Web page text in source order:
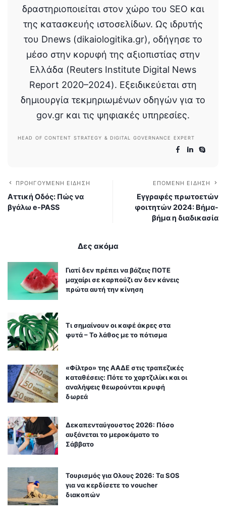
δραστηριοποιείται στον χώρο του SEO και
της κατασκευής ιστοσελίδων. Ως ιδρυτής
του Dnews (dikaiologitika.gr), οδήγησε το
μέσο στην κορυφή της αξιοπιστίας στην
Ελλάδα (Reuters Institute Digital News
Report 2020–2024). Εξειδικεύεται στη
δημιουργία τεκμηριωμένων οδηγών για το
gov.gr και τις ψηφιακές υπηρεσίες.
HEAD OF CONTENT STRATEGY & DIGITAL GOVERNANCE EXPERT
ΠΡΟΗΓΟΎΜΕΝΗ ΕΊΔΗΣΗ
Αττική Οδός: Πώς να
βγάλω e-PASS
ΕΠΌΜΕΝΗ ΕΊΔΗΣΗ
Εγγραφές πρωτοετών
φοιτητών 2024: Βήμα-
βήμα η διαδικασία
Δες ακόμα
Γιατί δεν πρέπει να βάζεις ΠΟΤΕ
μαχαίρι σε καρπούζι αν δεν κάνεις
πρώτα αυτή την κίνηση
Τι σημαίνουν οι καφέ άκρες στα
φυτά – Το λάθος με το πότισμα
«Φίλτρο» της ΑΑΔΕ στις τραπεζικές
καταθέσεις: Πότε το χαρτζιλίκι και οι
αναλήψεις θεωρούνται κρυφή
δωρεά
Δεκαπενταύγουστος 2026: Πόσο
αυξάνεται το μεροκάματο το
Σάββατο
Τουρισμός για Ολους 2026: Τα SOS
για να κερδίσετε το voucher
διακοπών